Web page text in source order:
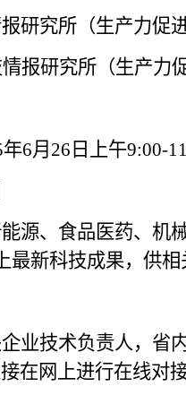
研究所（生产力促
报研究所（生产力
年6月 26 日上午9:00-
源、食品医药、机
最新科技成果，供相
业技术负责人，省
在网上进行在线对接